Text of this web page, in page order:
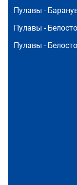
Пулавы -
Пулавы -
Пулавы -